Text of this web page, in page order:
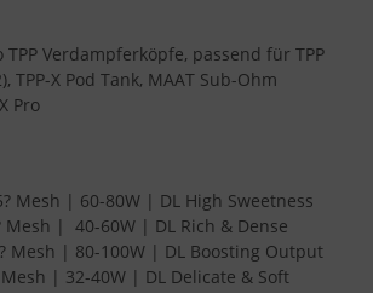
TPP Verdampferköpfe, passend für TPP
TPP-X Pod Tank, MAAT Sub-Ohm
Pro
? Mesh | 60-80W | DL High Sweetness
Mesh | 40-60W | DL Rich & Dense
? Mesh | 80-100W | DL Boosting Output
Mesh | 32-40W | DL Delicate & Soft